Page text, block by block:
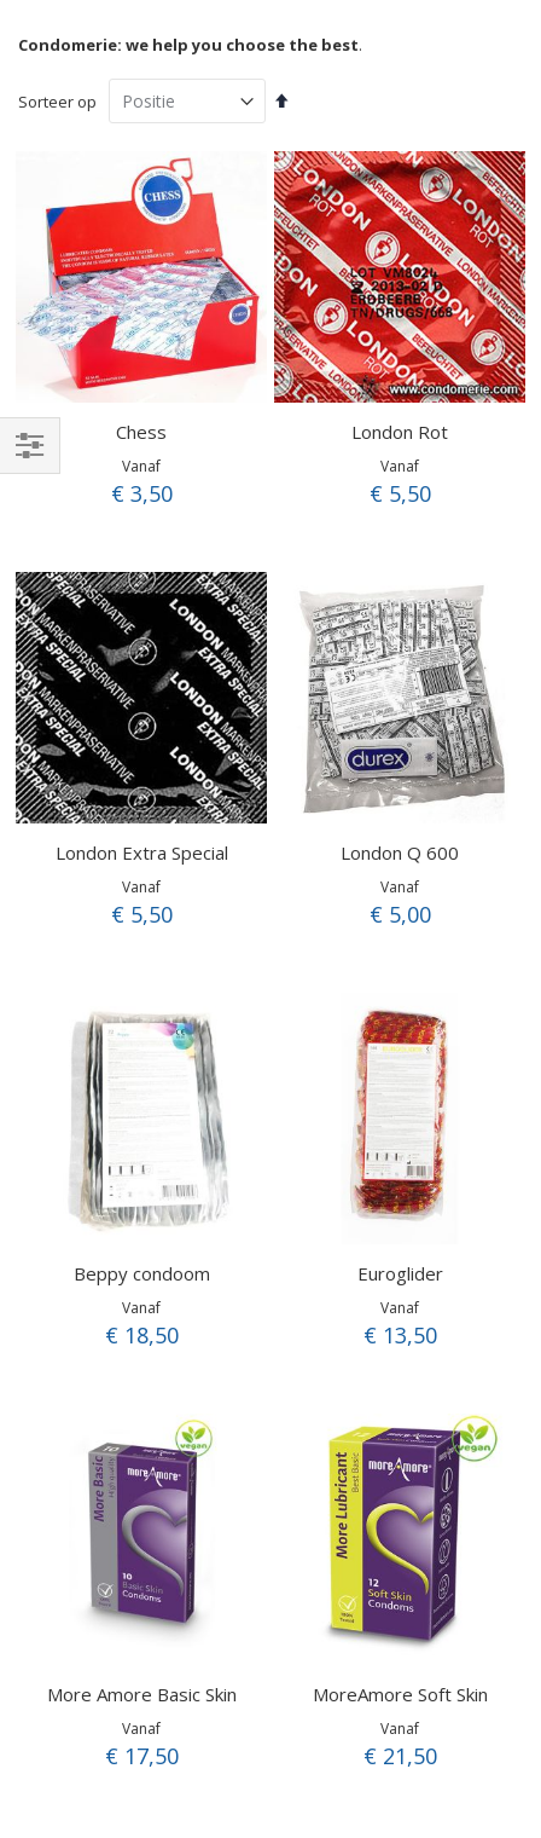
Condomerie: we help you choose the best.
Sorteer op
Van
laag
sorteren
Chess
Vanaf
€ 3,50
London Rot
Vanaf
€ 5,50
London Extra Special
Vanaf
€ 5,50
London Q 600
Vanaf
€ 5,00
Beppy condoom
Vanaf
€ 18,50
Euroglider
Vanaf
€ 13,50
More Amore Basic Skin
Vanaf
€ 17,50
MoreAmore Soft Skin
Vanaf
€ 21,50
Filteren